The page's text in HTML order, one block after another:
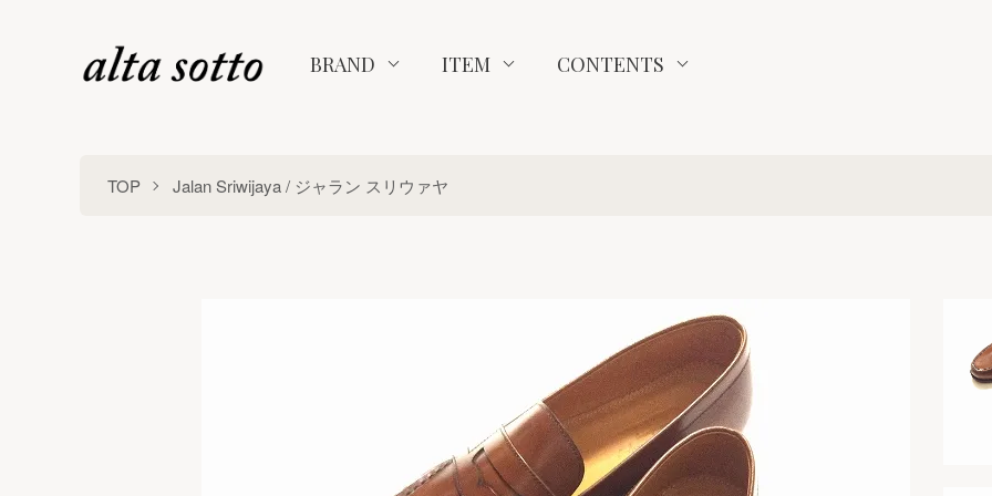
BRAND ITEM CONTENTS
TOP Jalan Sriwijaya / ジャラン スリウァヤ